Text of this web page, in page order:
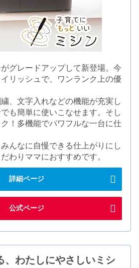
グレードアップして新登場。今
リッシュで、ワンランク上の優
、文字入れなどの機能が充実し
も簡単に使いこなせます。そし
！多機能でパワフルな一台に仕
みんなに自慢できる仕上がりにし
わりママにおすすめです。
詳細ページ
公式ページ
、わたしにやさしいミシ